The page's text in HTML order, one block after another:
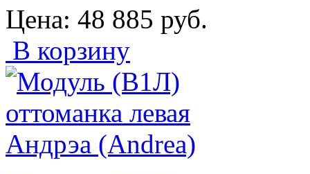
Цена: 48 885 руб.
В корзину